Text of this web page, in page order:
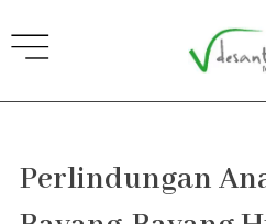
ke
konten
Perlindungan